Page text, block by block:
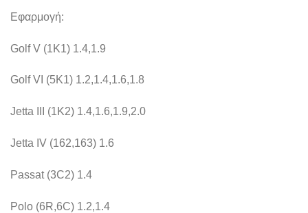
Εφαρμογή:
Golf V (1K1) 1.4,1.9
Golf VI (5K1) 1.2,1.4,1.6,1.8
Jetta III (1K2) 1.4,1.6,1.9,2.0
Jetta IV (162,163) 1.6
Passat (3C2) 1.4
Polo (6R,6C) 1.2,1.4